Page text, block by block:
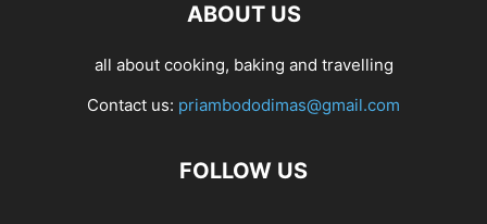
ABOUT US
all about cooking, baking and travelling
Contact us: priambododimas@gmail.com
FOLLOW US